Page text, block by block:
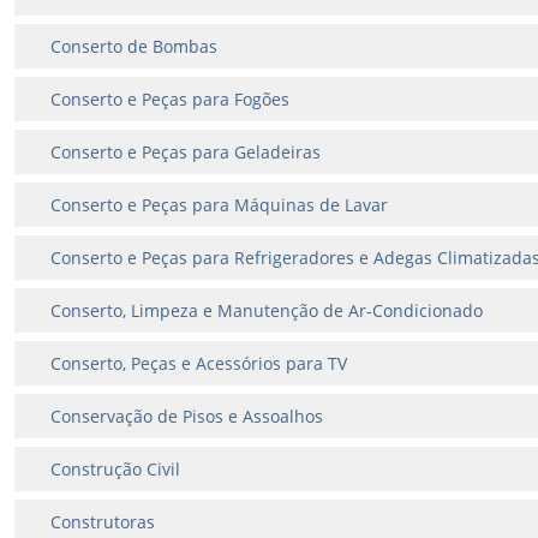
Conserto de Bombas
Conserto e Peças para Fogões
Conserto e Peças para Geladeiras
Conserto e Peças para Máquinas de Lavar
Conserto e Peças para Refrigeradores e Adegas
Conserto, Limpeza e Manutenção de Ar-Condicionado
Conserto, Peças e Acessórios para TV
Conservação de Pisos e Assoalhos
Construção Civil
Construtoras